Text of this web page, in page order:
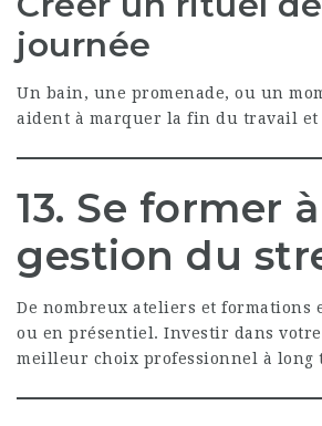
journée
Un bain, une promenade, ou un
aident à marquer la fin du travail et
13. Se former
gestion du
De nombreux ateliers et formations
ou en présentiel. Investir dans
meilleur choix professionnel à long